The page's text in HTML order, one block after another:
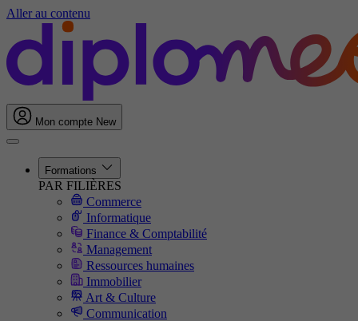
Aller au contenu
Mon compte New
Formations
PAR FILIÈRES
Commerce
Informatique
Finance & Comptabilité
Management
Ressources humaines
Immobilier
Art & Culture
Communication